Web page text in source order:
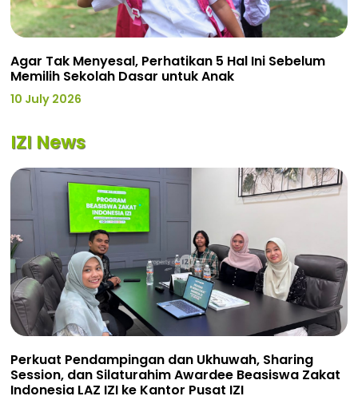
Agar Tak Menyesal, Perhatikan 5 Hal Ini Sebelum
Memilih Sekolah Dasar untuk Anak
10 July 2026
IZI News
Perkuat Pendampingan dan Ukhuwah, Sharing
Session, dan Silaturahim Awardee Beasiswa Zakat
Indonesia LAZ IZI ke Kantor Pusat IZI